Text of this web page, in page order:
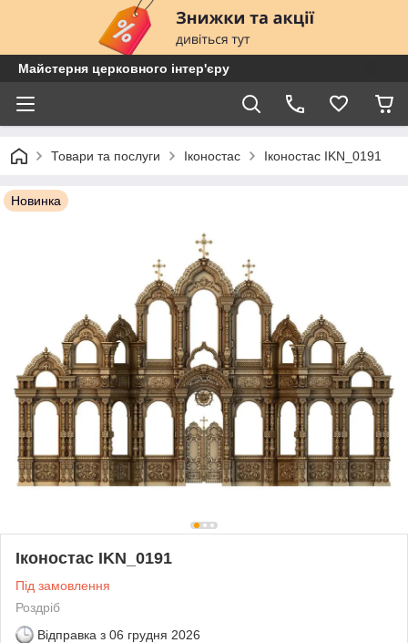
Майстерня церковного інтер'єру
Товари та послуги Іконостас Іконостас IKN_0191
Новинка
Іконостас IKN_0191
Під замовлення
Роздріб
Відправка з 06 грудня 2026